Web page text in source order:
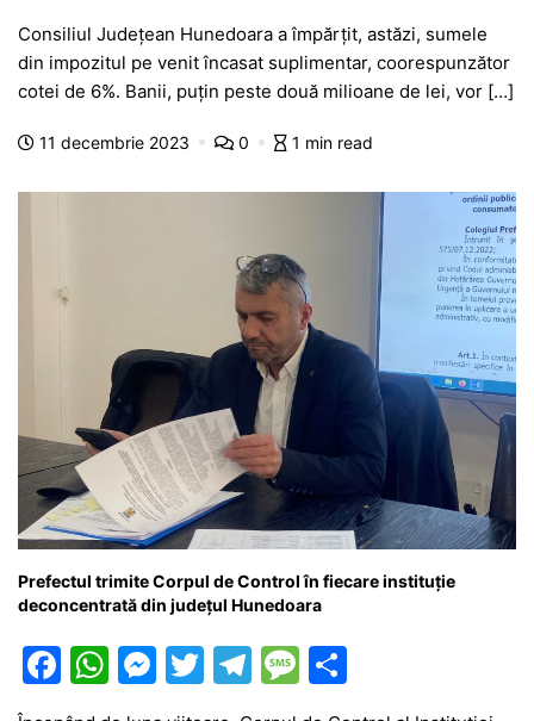
c
e
b
o
o
at
s
A
p
p
s
s
e
g
itt
er
e
gr
a
m
s
s
a
e
ta
je
a
z
ă
Consiliul Județean Hunedoara a împărțit, astăzi, sumele
din impozitul pe venit încasat suplimentar, coorespunzător
cotei de 6%. Banii, puțin peste două milioane de lei, vor […]
11 decembrie 2023 0 1 min read
Prefectul trimite Corpul de Control în fiecare instituție
deconcentrată din județul Hunedoara
F
W M T
T
M